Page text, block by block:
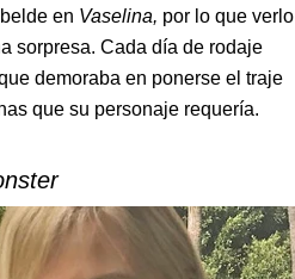
en Vaselina, por lo que verlo
sorpresa. Cada día de rodaje
demoraba en ponerse el traje
que su personaje requería.